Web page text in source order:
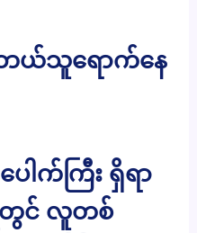
ဘယ်သူရောက်နေ
ေါက်ကြီး ရှိရာ
တွင် လူတစ်